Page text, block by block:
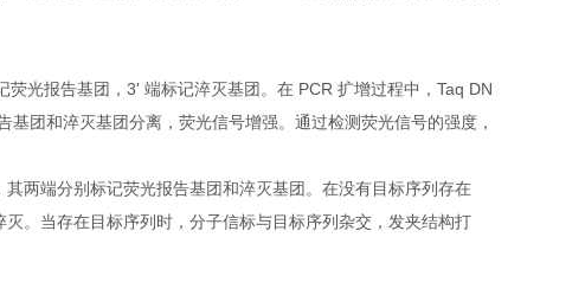
光报告基团，3' 端标记淬灭基团。在 PCR 扩增过程中，Taq DN
团和淬灭基团分离，荧光信号增强。通过检测荧光信号的强度，
两端分别标记荧光报告基团和淬灭基团。在没有目标序列存在
。当存在目标序列时，分子信标与目标序列杂交，发夹结构打